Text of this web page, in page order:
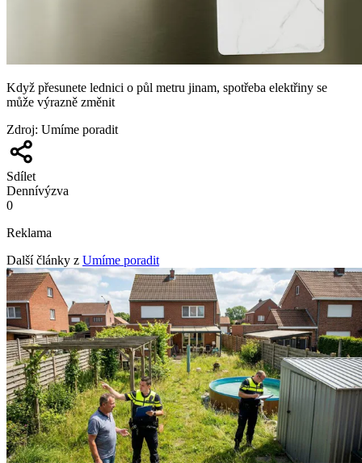
Když přesunete lednici o půl metru jinam, spotřeba elektřiny se
může výrazně změnit
Zdroj: Umíme poradit
Sdílet
Dennívýzva
0
Reklama
Další články z Umíme poradit